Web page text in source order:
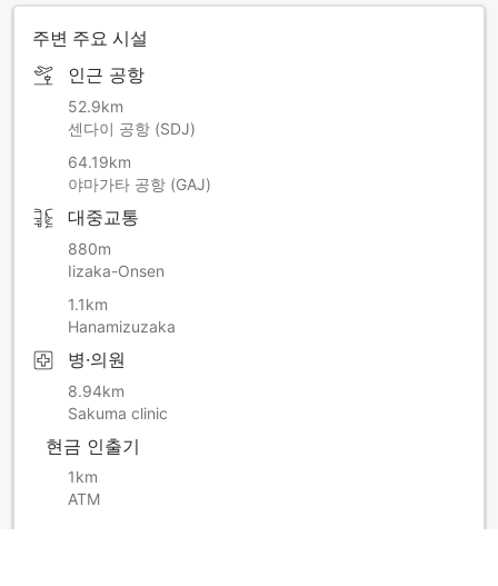
주변 주요 시설
인근 공항
52.9km
센다이 공항 (SDJ)
64.19km
야마가타 공항 (GAJ)
대중교통
880m
Iizaka-Onsen
1.1km
Hanamizuzaka
병·의원
8.94km
Sakuma clinic
현금 인출기
1km
ATM